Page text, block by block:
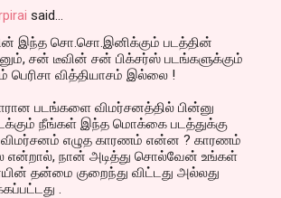
said…
இந்த சொ.சொ.இனிக்கும் படத்தின்
சன் டீவின் சன் பிக்சர்ஸ் படங்களுக்கும்
பெரிசா வித்தியாசம் இல்லை !
படங்களை விமர்சனத்தில் பின்னு
நீங்கள் இந்த மொக்கை படத்துக்கு
விமர்சனம் எழுத காரணம் என்ன ? காரணம்
என்றால், நான் அடித்து சொல்வேன் உங்கள்
தன்மை குறைந்து விட்டது அல்லது
.